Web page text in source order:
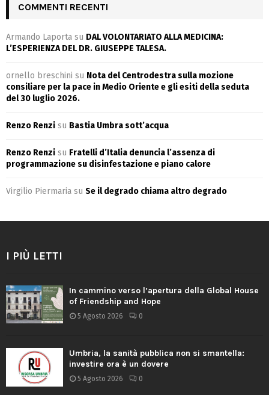
COMMENTI RECENTI
Armando Laporta su DAL VOLONTARIATO ALLA MEDICINA:
L’ESPERIENZA DEL DR. GIUSEPPE TALESA.
ornello breschini su Nota del Centrodestra sulla mozione
consiliare per la pace in Medio Oriente e gli esiti della seduta
del 30 luglio 2026.
Renzo Renzi su Bastia Umbra sott’acqua
Renzo Renzi su Fratelli d’Italia denuncia l’assenza di
programmazione su disinfestazione e piano calore
Virgilio Piermaria su Se il degrado chiama altro degrado
I PIÙ LETTI
In cammino verso l’apertura della Global House
of Friendship and Hope
5 Agosto 2026 0
Umbria, la sanità pubblica non si smantella:
investire ora è un dovere
5 Agosto 2026 0